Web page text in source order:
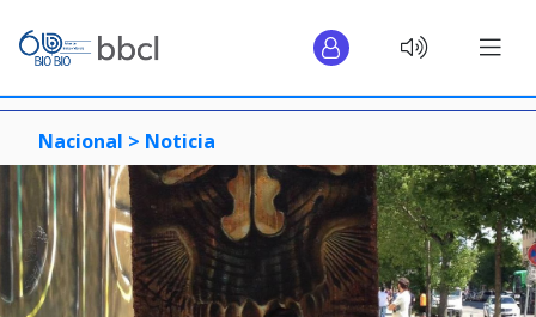
Nacional > Noticia